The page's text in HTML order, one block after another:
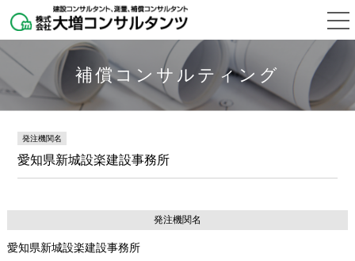
補償コンサルティング
発注機関名
愛知県新城設楽建設事務所
発注機関名
愛知県新城設楽建設事務所